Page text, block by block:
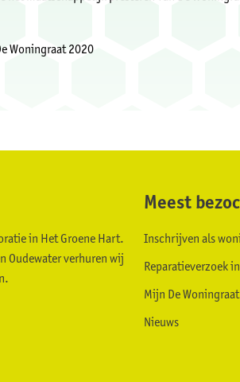
Woningraat 2020
in Het Groene Hart.
Oudewater verhuren wij
Meest
Inschrijven als
Reparatieverzoek
Mijn De Woningraat
Nieuws